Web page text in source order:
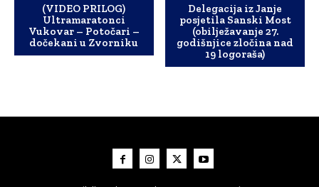
(VIDEO PRILOG)
Ultramaratonci
Vukovar – Potočari –
dočekani u Zvorniku
Delegacija iz Janje
posjetila Sanski Most
(obilježavanje 27.
godišnjice zločina nad
19 logoraša)